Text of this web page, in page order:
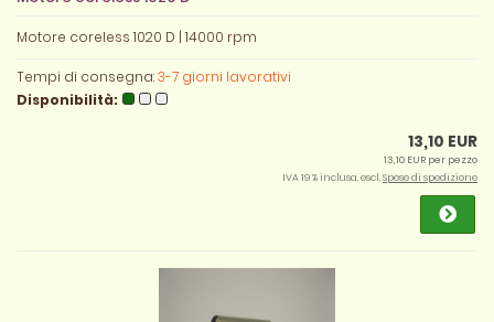
Motore coreless 1020 D | 14000 rpm
Tempi di consegna:3-7 giorni lavorativi
Disponibilità:
13,10 EUR
13,10 EUR per pezzo
IVA 19 % inclusa. escl.Spese di spedizione